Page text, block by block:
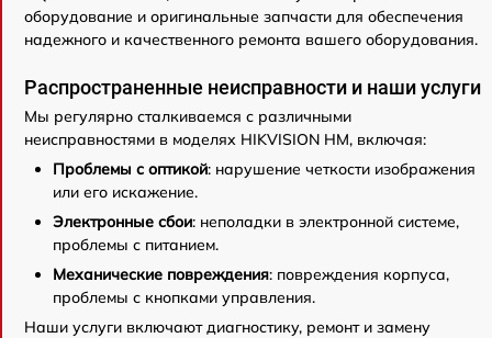
оборудование и оригинальные запчасти для обеспечения
надежного и качественного ремонта вашего оборудования.
Распространенные неисправности и наши услуги
Мы регулярно сталкиваемся с различными
неисправностями в моделях HIKVISION HM, включая:
Проблемы с оптикой: нарушение четкости изображения
или его искажение.
Электронные сбои: неполадки в электронной системе,
проблемы с питанием.
Механические повреждения: повреждения корпуса,
проблемы с кнопками управления.
Наши услуги включают диагностику, ремонт и замену